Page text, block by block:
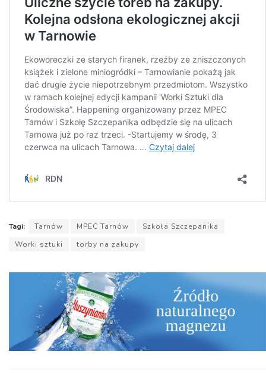
Tagi: Tarnów MPEC Tarnów
Szkoła Szczepanika
Worki sztuki
torby na zakupy